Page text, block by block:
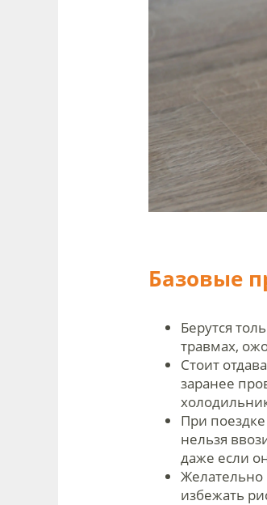
Базовые
Берутся
травмах,
Стоит
заранее
При
нельзя
даже если
Желательно
избежать